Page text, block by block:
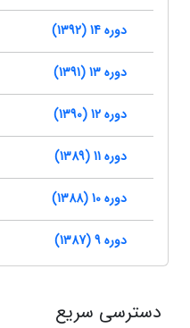
دوره 14 (1392)
دوره 13 (1391)
دوره 12 (1390)
دوره 11 (1389)
دوره 10 (1388)
دوره 9 (1387)
دسترسی سریع